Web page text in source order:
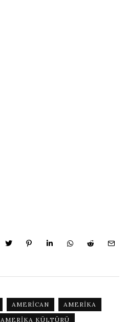
AMERICAN
AMERIKA
AMERIKA KÜLTÜRÜ